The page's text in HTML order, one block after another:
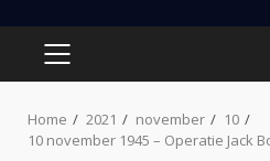
PRIMARY
Home 2021 november
10
10 november 1945 – Operatie Jack